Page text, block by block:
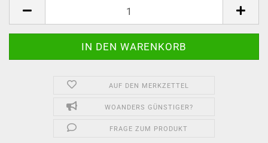
AUF DEN MERKZETTEL
WOANDERS GÜNSTIGER?
FRAGE ZUM PRODUKT